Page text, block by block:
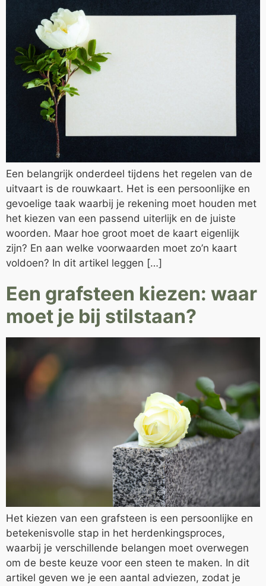
Een belangrijk onderdeel tijdens het regelen van de
uitvaart is de rouwkaart. Het is een persoonlijke en
gevoelige taak waarbij je rekening moet houden met
het kiezen van een passend uiterlijk en de juiste
woorden. Maar hoe groot moet de kaart eigenlijk
zijn? En aan welke voorwaarden moet zo’n kaart
voldoen? In dit artikel leggen […]
Een grafsteen kiezen: waar
moet je bij stilstaan?
Het kiezen van een grafsteen is een persoonlijke en
betekenisvolle stap in het herdenkingsproces,
waarbij je verschillende belangen moet overwegen
om de beste keuze voor een steen te maken. In dit
artikel geven we je een aantal adviezen, zodat je